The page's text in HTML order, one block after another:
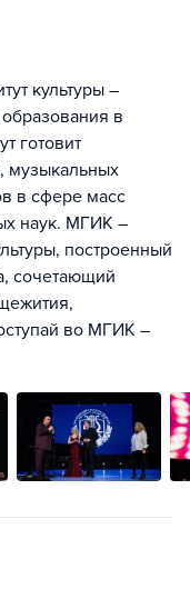
культуры –
в
готовит
музыкальных
в сфере масс
наук. МГИК –
построенный
сочетающий
во МГИК –